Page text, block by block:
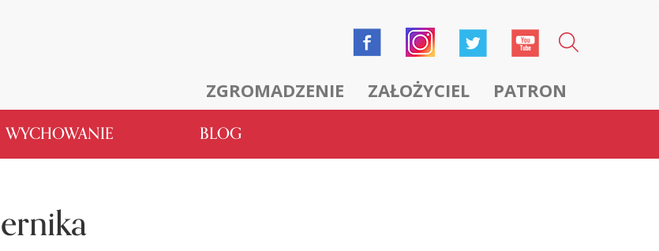
ZGROMADZENIE ZAŁOŻYCIEL PATRON
WYCHOWANIE BLOG